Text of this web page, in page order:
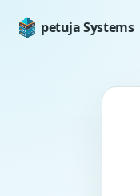
petuja Systems